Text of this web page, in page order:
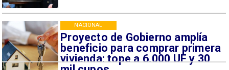
Proyecto de Gobierno amplía
beneficio para comprar primera
vivienda: tope a 6.000 UF y 30
NACIONAL